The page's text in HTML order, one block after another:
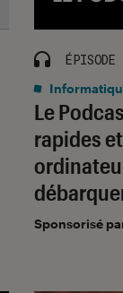
Le
rapides
ÉPISODE
Sponsorisé